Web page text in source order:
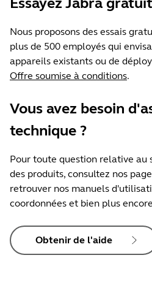
Nous proposons des essais
plus de 500 employés qui
appareils existants ou de
Offre soumise à conditions.
Vous avez besoin
technique ?
Pour toute question relative au
des produits, consultez nos
retrouver nos manuels
coordonnées et bien plus encore
Obtenir de l'aide